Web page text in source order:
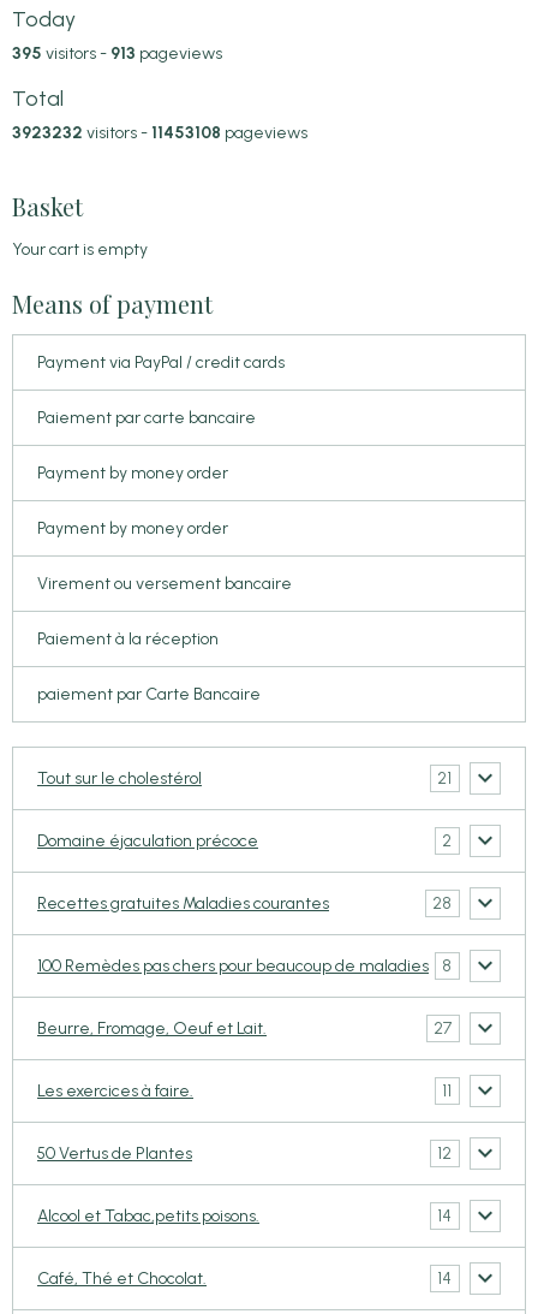
Today
395 visitors - 913 pageviews
Total
3923232 visitors - 11453108 pageviews
Basket
Your cart is empty
Means of payment
Payment via PayPal / credit cards
Paiement par carte bancaire
Payment by money order
Payment by money order
Virement ou versement bancaire
Paiement à la réception
paiement par Carte Bancaire
Tout sur le cholestérol 21
Domaine éjaculation précoce 2
Recettes gratuites Maladies courantes 28
100 Remèdes pas chers pour beaucoup de maladies 8
Beurre, Fromage, Oeuf et Lait. 27
Les exercices à faire. 11
50 Vertus de Plantes 12
Alcool et Tabac,petits poisons. 14
Café, Thé et Chocolat. 14